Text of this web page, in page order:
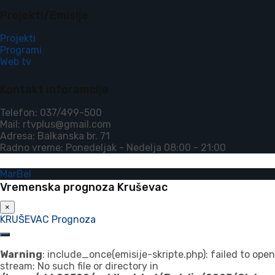
Projekti
Programi
Web tv
Telefon: 037/499-500
Mail: rtvplus@gmail.com
Adresa: Balkanska br. 71
Radno vreme: Ponedeljak - Nedelja 08:00 - 21:00
MarBel
Vremenska prognoza Kruševac
×
KRUŠEVAC Prognoza
Warning: include_once(emisije-skripte.php): failed to open
stream: No such file or directory in